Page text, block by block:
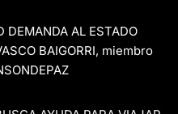
DEMANDA AL ESTADO
BAIGORRI, miembro